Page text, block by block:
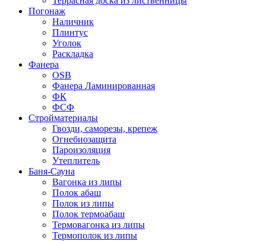
Погонаж
Наличник
Плинтус
Уголок
Раскладка
Фанера
OSB
Фанера Ламинированная
ФК
ФСФ
Стройматериалы
Гвозди, саморезы, крепеж
Огнебиозащита
Пароизоляция
Утеплитель
Баня-Сауна
Вагонка из липы
Полок абаш
Полок из липы
Полок термоабаш
Термовагонка из липы
Термополок из липы